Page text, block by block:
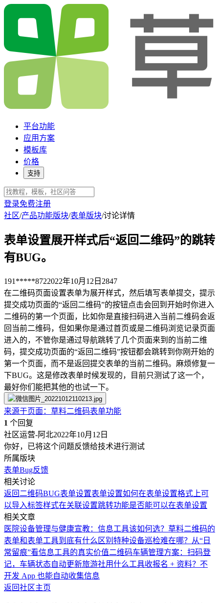
平台功能
应用方案
模板库
价格
支持
登录免费注册
社区/产品功能版块/表单版块/讨论详情
表单设置展开样式后“返回二维码”的跳转
有BUG。
191*****8722022年10月12日 2847
在二维码页面设置表单为展开样式，然后填写表单提交，提示
提交成功页面的“返回二维码”的按钮点击会回到开始时你进入
二维码的第一个页面，比如你是直接扫码进入当前二维码会返
回当前二维码，但如果你是通过首页或是二维码浏览记录页面
进入的，不管你是通过导航跳转了几个页面来到的当前二维
码，提交成功页面的“返回二维码”按钮都会跳转到你刚开始的
第一个页面，而不是返回提交表单的当前二维码。麻烦修复一
下BUG。这是修改表单时候发现的，目前只测试了这一个，
最好你们能把其他的也试一下。
来源于页面 ： 草料二维码表单功能
1 个回复
社区运营-阿北2022年10月12日
你好，已将这个问题反馈给技术进行测试
所属版块
表单Bug反馈
相关讨论
返回二维码BUG表单设置表单设置如何在表单设置格式上可
以导入标签样式在关联设置跳转功能是否能可以在表单设置
相关文章
医院设备管理与健康宣教：信息工具该如何选？ 草料二维码的
表单和表单工具到底有什么区别 特种设备巡检难在哪？从“日
常留痕”看信息工具的真实价值二维码车辆管理方案：扫码登
记，车辆状态自动更新旅游社用什么工具收报名 + 资料？不
开发 App 也能自动收集信息
返回社区主页